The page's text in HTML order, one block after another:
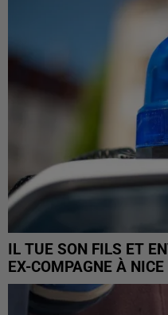
IL TUE SON FILS ET
EX-COMPAGNE À NICE